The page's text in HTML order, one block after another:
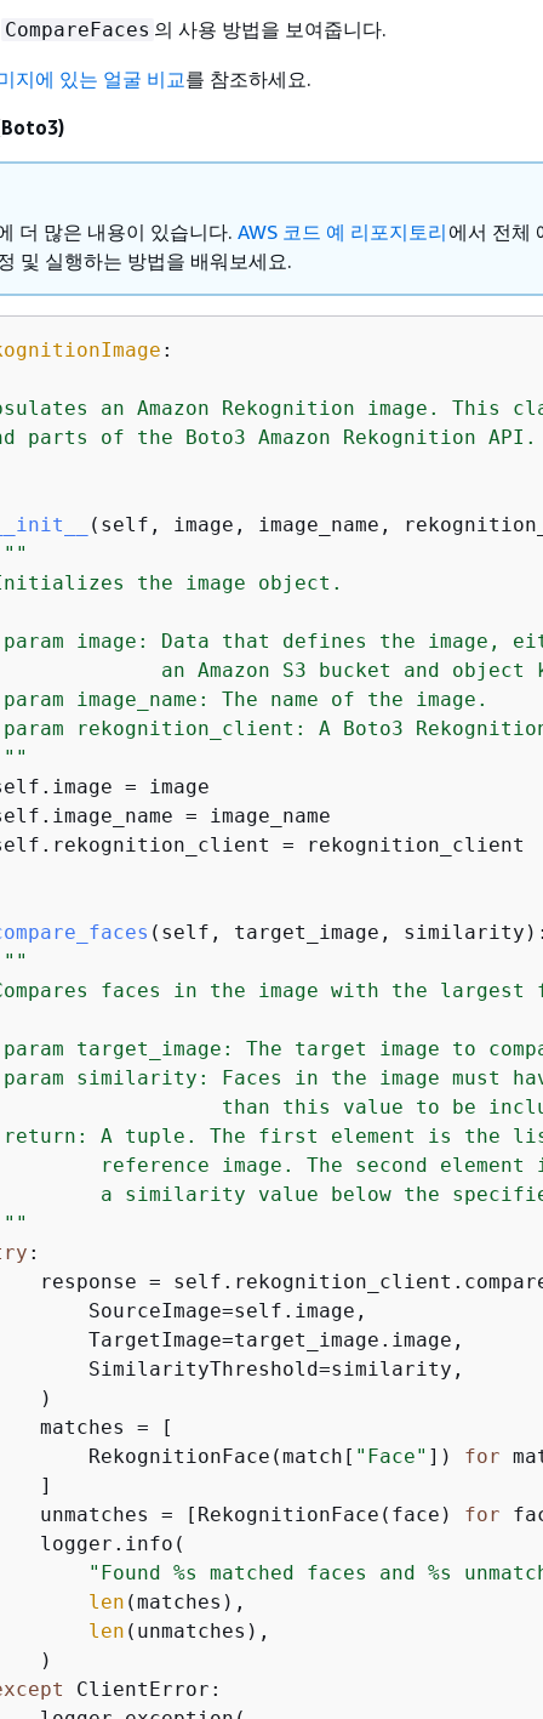
CompareFaces 의 사용 방법을 보여줍니다.
지에 있는 얼굴 비교를 참조하세요.
더 많은 내용이 있습니다. AWS 코드 예 리포지토리 에서 전체
및 실행하는 방법을 배워보세요.
:
an Amazon Rekognition image. This
parts of the Boto3 Amazon Rekognition API.
( self, image, image_name,
the image object.
image: Data that defines the image,
an Amazon S3 bucket and object
image_name: The name of the image.
rekognition_client: A Boto3
= image
= image_name
= rekognition_client
( self, target_image, similarity ):
faces in the image with the largest
target_image: The target image to
similarity: Faces in the image must
than this value to be
A tuple. The first element is the
reference image. The second element
a similarity value below the
:
response =
SourceImage=self.image,
TargetImage=target_image.image,
SimilarityThreshold=similarity,
)
matches = [
RekognitionFace(match[
"Face" ]) for
]
unmatches = [RekognitionFace(face)
for
logger.info(
"Found %s matched faces and %s
len (matches),
len (unmatches),
)
ClientError: